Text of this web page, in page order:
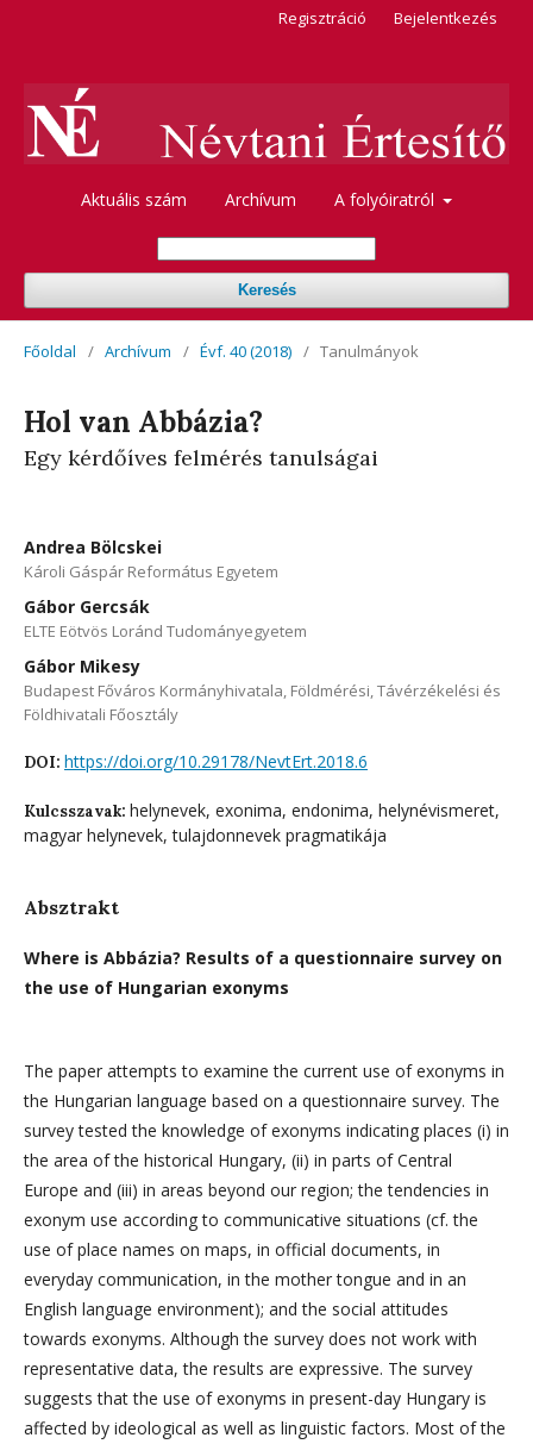
Aktuális szám Archívum A folyóiratról
Keresés
Regisztráció Bejelentkezés
Főoldal / Archívum / Évf. 40 (2018) / Tanulmányok
Hol van Abbázia?
Egy kérdőíves felmérés tanulságai
Andrea Bölcskei
Károli Gáspár Református Egyetem
Gábor Gercsák
ELTE Eötvös Loránd Tudományegyetem
Gábor Mikesy
Budapest Főváros Kormányhivatala, Földmérési, Távérzékelési és
Földhivatali Főosztály
DOI: https://doi.org/10.29178/NevtErt.2018.6
Kulcsszavak: helynevek, exonima, endonima, helynévismeret,
magyar helynevek, tulajdonnevek pragmatikája
Absztrakt
Where is Abbázia? Results of a questionnaire survey on
the use of Hungarian exonyms
The paper attempts to examine the current use of exonyms in
the Hungarian language based on a questionnaire survey. The
survey tested the knowledge of exonyms indicating places (i) in
the area of the historical Hungary, (ii) in parts of Central
Europe and (iii) in areas beyond our region; the tendencies in
exonym use according to communicative situations (cf. the
use of place names on maps, in official documents, in
everyday communication, in the mother tongue and in an
English language environment); and the social attitudes
towards exonyms. Although the survey does not work with
representative data, the results are expressive. The survey
suggests that the use of exonyms in present-day Hungary is
affected by ideological as well as linguistic factors. Most of the